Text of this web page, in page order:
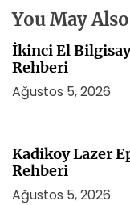
i
You May
İkinci El
Rehberi
Ağustos 5, 2026
Kadikoy Lazer
Rehberi
Ağustos 5, 2026